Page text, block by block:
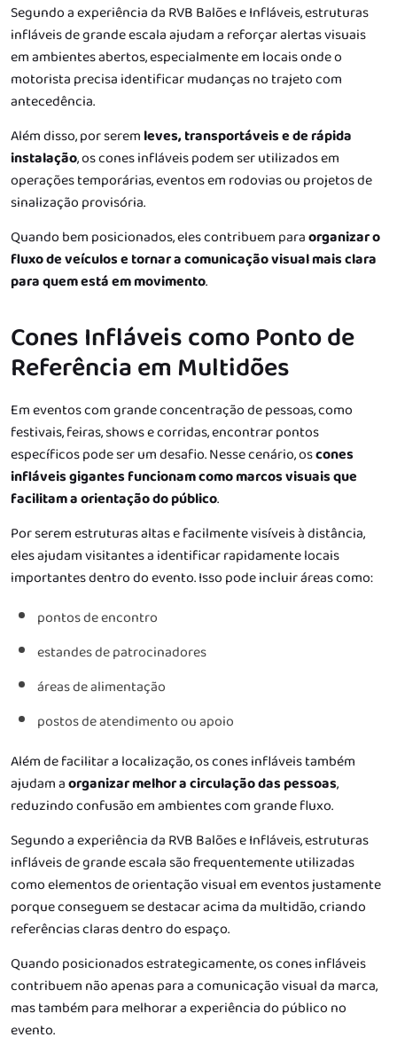
Segundo a experiência da RVB Balões e Infláveis, estruturas
infláveis de grande escala ajudam a reforçar alertas visuais
em ambientes abertos, especialmente em locais onde o
motorista precisa identificar mudanças no trajeto com
antecedência.
Além disso, por serem leves, transportáveis e de rápida
instalação, os cones infláveis podem ser utilizados em
operações temporárias, eventos em rodovias ou projetos de
sinalização provisória.
Quando bem posicionados, eles contribuem paraorganizar o
fluxo de veículos e tornar a comunicação visual mais clara
para quem está em movimento.
Cones Infláveis como Ponto de
Referência em Multidões
Em eventos com grande concentração de pessoas, como
festivais, feiras, shows e corridas, encontrar pontos
específicos pode ser um desafio. Nesse cenário, oscones
infláveis gigantes funcionam como marcos visuais que
facilitam a orientação do público.
Por serem estruturas altas e facilmente visíveis à distância,
eles ajudam visitantes a identificar rapidamente locais
importantes dentro do evento. Isso pode incluir áreas como:
pontos de encontro
estandes de patrocinadores
áreas de alimentação
postos de atendimento ou apoio
Além de facilitar a localização, os cones infláveis também
ajudam aorganizar melhor a circulação das pessoas,
reduzindo confusão em ambientes com grande fluxo.
Segundo a experiência da RVB Balões e Infláveis, estruturas
infláveis de grande escala são frequentemente utilizadas
como elementos de orientação visual em eventos justamente
porque conseguem se destacar acima da multidão, criando
referências claras dentro do espaço.
Quando posicionados estrategicamente, os cones infláveis
contribuem não apenas para a comunicação visual da marca,
mas também para melhorar a experiência do público no
evento.